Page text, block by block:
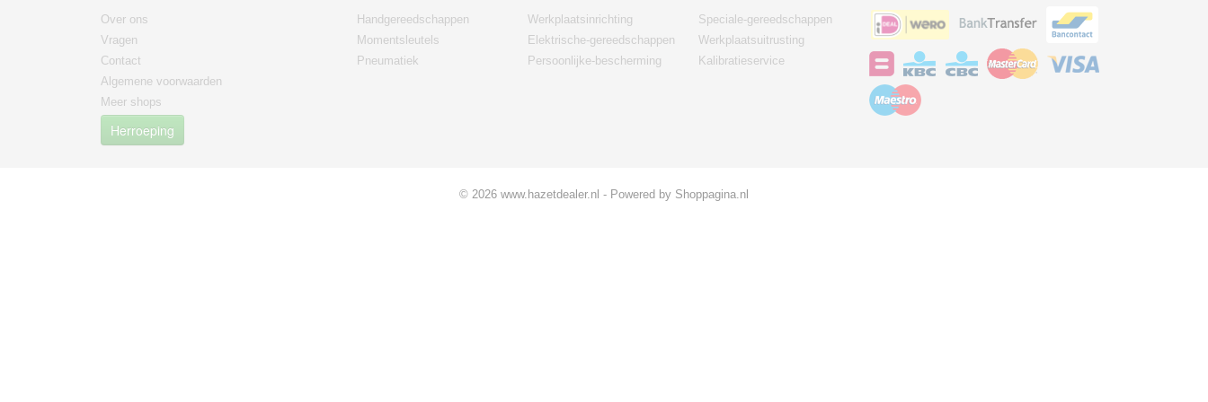
Over ons
Vragen
Contact
Algemene voorwaarden
Meer shops
Herroeping
Handgereedschappen
Momentsleutels
Pneumatiek
Werkplaatsinrichting
Elektrische-gereedschappen
Persoonlijke-bescherming
Speciale-gereedschappen
Werkplaatsuitrusting
Kalibratieservice
© 2026 www.hazetdealer.nl - Powered by Shoppagina.nl